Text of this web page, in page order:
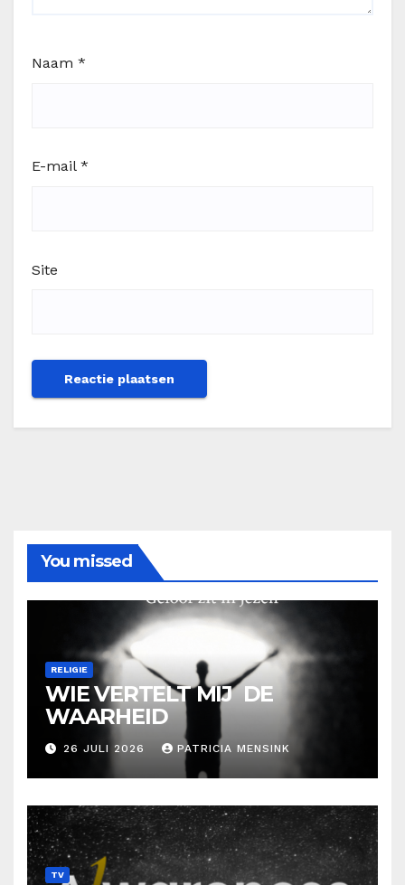
Naam *
E-mail *
Site
You missed
RELIGIE
WIE VERTELT MIJ DE
WAARHEID
26 JULI 2026 PATRICIA MENSINK
TV